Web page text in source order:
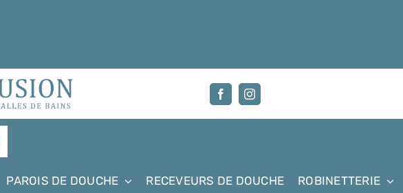
PAROIS DE DOUCHE RECEVEURS DE DOUCHE ROBINETTERIE